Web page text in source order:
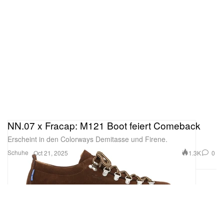
Schuhe
NN.07 x Fracap: M121 Boot feiert Comeback
Erscheint in den Colorways Demitasse und Firene.
Oct 21, 2025 1.3K 0